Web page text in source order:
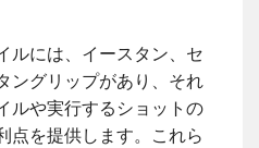
ルには、イースタン、セ
ングリップがあり、それ
ルや実行するショットの
点を提供します。これら